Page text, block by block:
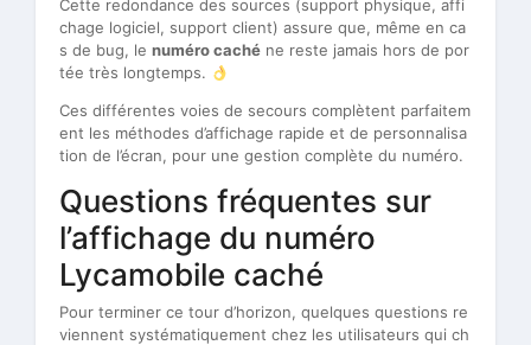
Cette redondance des sources (support physique, affi
chage logiciel, support client) assure que, même en ca
s de bug, le numéro caché ne reste jamais hors de por
tée très longtemps.
Ces différentes voies de secours complètent parfaitem
ent les méthodes d’affichage rapide et de personnalisa
tion de l’écran, pour une gestion complète du numéro.
Questions fréquentes sur
l’affichage du numéro
Lycamobile caché
Pour terminer ce tour d’horizon, quelques questions re
viennent systématiquement chez les utilisateurs qui ch